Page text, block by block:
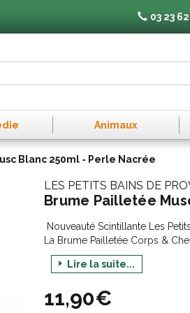
03 23
Animaux
Blanc 250ml - Perle Nacrée
LES PETITS BAINS DE
Brume Pailletée
Nouveauté Scintillante Les
La Brume Pailletée Corps &
Passez à la vitesse Glamour !
spécialement formulées pour
quotidien. Elaborées en
séduction irrésistible. Nos
Lire la suite...
11,90€